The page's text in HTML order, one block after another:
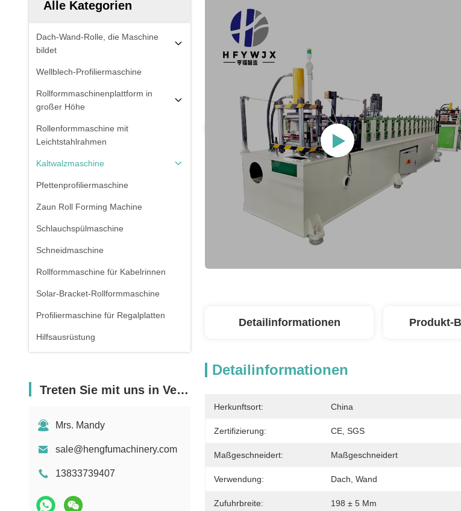
Alle Kategorien
Dach-Wand-Rolle, die Maschine
bildet
Wellblech-Profiliermaschine
Rollformmaschinenplattform in
großer Höhe
Rollenformmaschine mit
Leichtstahlrahmen
Kaltwalzmaschine
Pfettenprofiliermaschine
Zaun Roll Forming Machine
Schlauchspülmaschine
Schneidmaschine
Rollformmaschine für Kabelrinnen
Solar-Bracket-Rollformmaschine
Profiliermaschine für Regalplatten
Hilfsausrüstung
Treten Sie mit uns in Verbindung
Mrs. Mandy
sale@hengfumachinery.com
13833739407
Detailinformationen Produkt-
Detailinformationen
Herkunftsort: China
Zertifizierung: CE, SGS
Maßgeschneidert: Maßgeschneidert
Verwendung: Dach, Wand
Zufuhrbreite: 198 ± 5 Mm